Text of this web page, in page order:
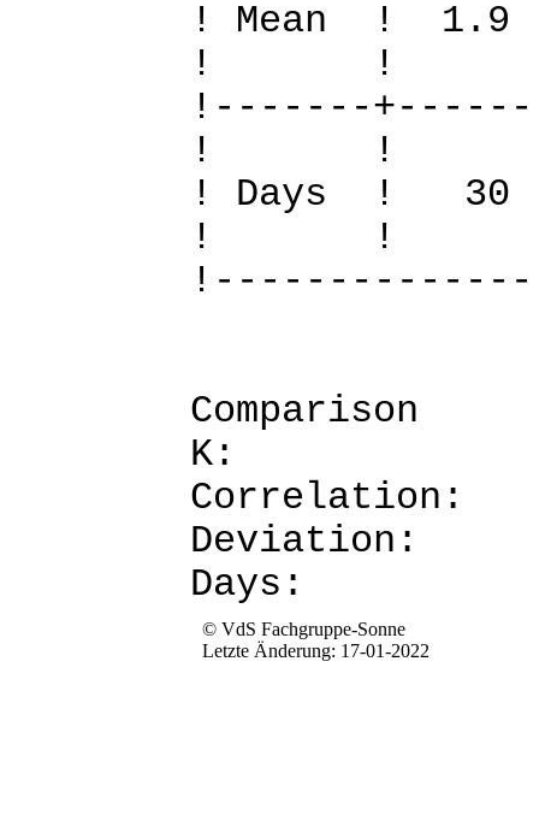
! Mean !
!
!-------
!
! Days
!
K:
© VdS Fachgruppe-Sonne
Letzte Änderung: 17-01-2022